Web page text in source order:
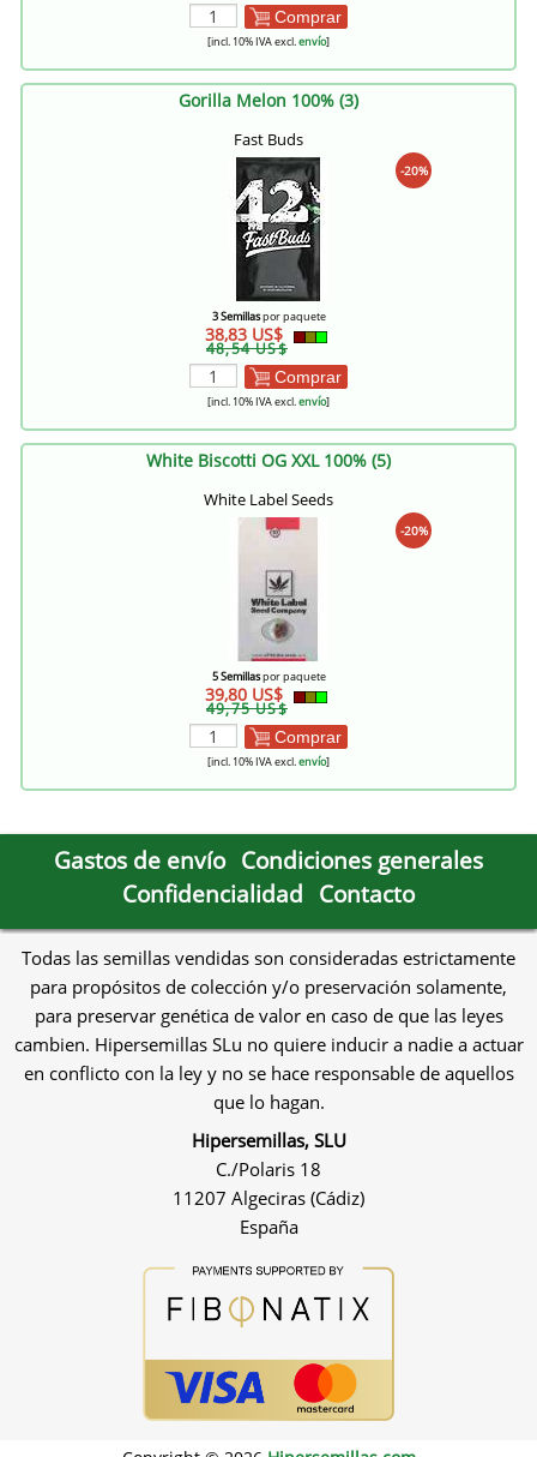
Comprar
[incl. 10% IVA excl.envío]
Gorilla Melon 100% (3)
Fast Buds
-20%
3 Semillaspor paquete
38,83 US$
48,54 US$
Comprar
[incl. 10% IVA excl.envío]
White Biscotti OG XXL 100% (5)
White Label Seeds
-20%
5 Semillaspor paquete
39,80 US$
49,75 US$
Comprar
[incl. 10% IVA excl.envío]
Gastos de envío Condiciones generales
Confidencialidad Contacto
Todas las semillas vendidas son consideradas estrictamente
para propósitos de colección y/o preservación solamente,
para preservar genética de valor en caso de que las leyes
cambien. Hipersemillas SLu no quiere inducir a nadie a actuar
en conflicto con la ley y no se hace responsable de aquellos
que lo hagan.
Hipersemillas, SLU
C./Polaris 18
11207 Algeciras (Cádiz)
España